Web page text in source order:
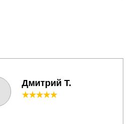
Дмитрий Т.
★★★★★